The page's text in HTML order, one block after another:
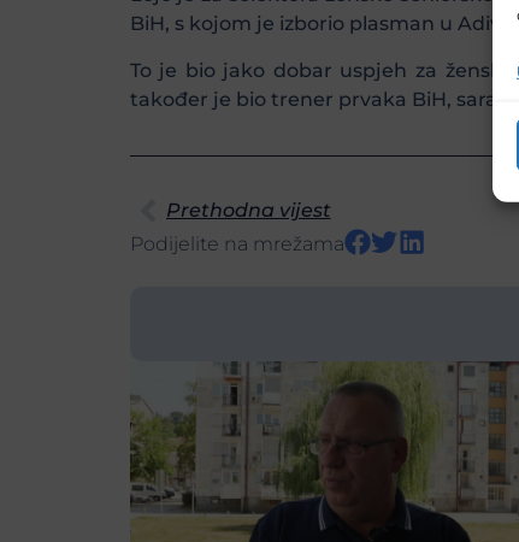
BiH, s kojom je izborio plasman u
To je bio jako dobar uspjeh za
također je bio trener prvaka BiH,
Prethodna vijest
Podijelite na mrežama